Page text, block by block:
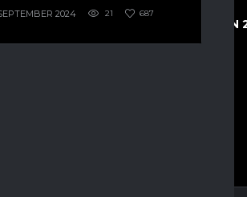
2024 21 687
HERREN REGIONALLIGA OST